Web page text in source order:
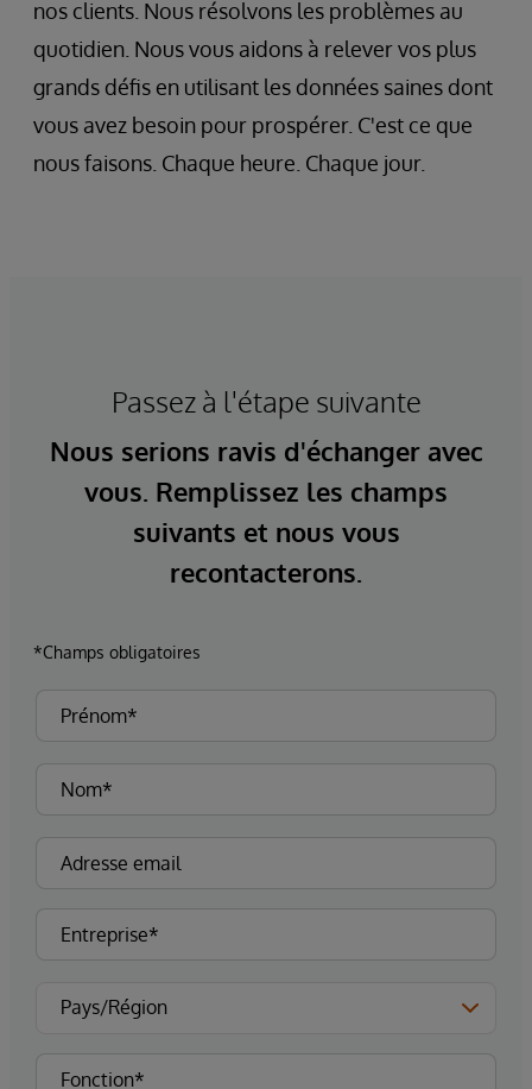
nos clients. Nous résolvons les problèmes au
quotidien. Nous vous aidons à relever vos plus
grands défis en utilisant les données saines dont
vous avez besoin pour prospérer. C'est ce que
nous faisons. Chaque heure. Chaque jour.
Passez à l'étape suivante
Nous serions ravis d'échanger avec
vous. Remplissez les champs
suivants et nous vous
recontacterons.
*Champs obligatoires